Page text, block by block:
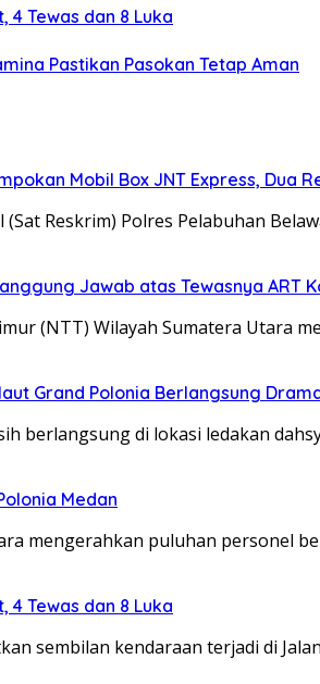
4 Tewas dan 8 Luka
Pastikan Pasokan Tetap Aman
Mobil Box JNT Express, Dua
(Sat Reskrim) Polres Pelabuhan
Jawab atas Tewasnya ART
(NTT) Wilayah Sumatera Utara
Grand Polonia Berlangsung
berlangsung di lokasi ledakan
Medan
mengerahkan puluhan personel
4 Tewas dan 8 Luka
sembilan kendaraan terjadi di